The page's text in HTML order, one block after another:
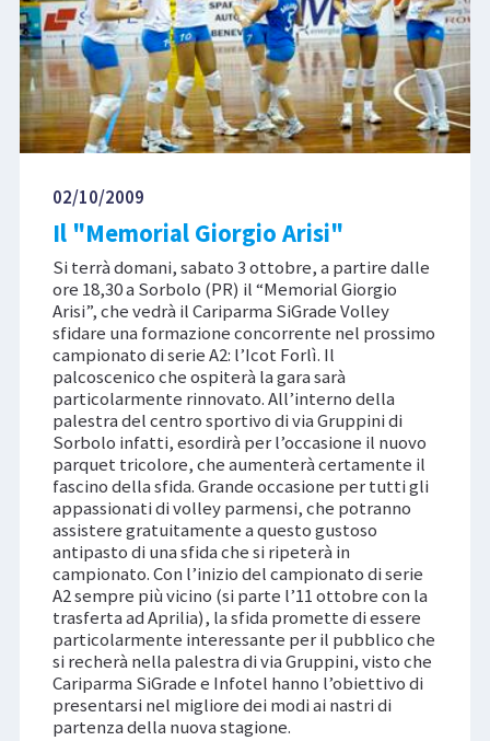
02/10/2009
Il "Memorial Giorgio Arisi"
Si terrà domani, sabato 3 ottobre, a partire dalle
ore 18,30 a Sorbolo (PR) il “Memorial Giorgio
Arisi”, che vedrà il Cariparma SiGrade Volley
sfidare una formazione concorrente nel prossimo
campionato di serie A2: l’Icot Forlì. Il
palcoscenico che ospiterà la gara sarà
particolarmente rinnovato. All’interno della
palestra del centro sportivo di via Gruppini di
Sorbolo infatti, esordirà per l’occasione il nuovo
parquet tricolore, che aumenterà certamente il
fascino della sfida. Grande occasione per tutti gli
appassionati di volley parmensi, che potranno
assistere gratuitamente a questo gustoso
antipasto di una sfida che si ripeterà in
campionato. Con l’inizio del campionato di serie
A2 sempre più vicino (si parte l’11 ottobre con la
trasferta ad Aprilia), la sfida promette di essere
particolarmente interessante per il pubblico che
si recherà nella palestra di via Gruppini, visto che
Cariparma SiGrade e Infotel hanno l’obiettivo di
presentarsi nel migliore dei modi ai nastri di
partenza della nuova stagione.